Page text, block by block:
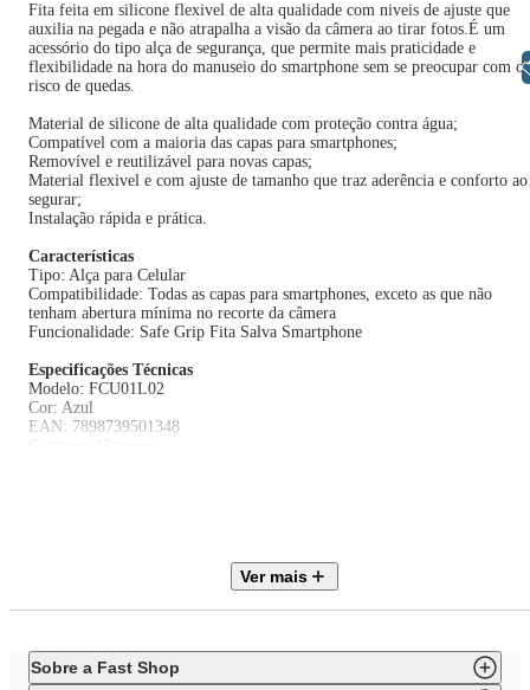
Fita feita em silicone flexivel de alta qualidade com niveis de ajuste que
auxilia na pegada e não atrapalha a visão da câmera ao tirar fotos.É um
acessório do tipo alça de segurança, que permite mais praticidade e
flexibilidade na hora do manuseio do smartphone sem se preocupar com o
risco de quedas.
Material de silicone de alta qualidade com proteção contra água;
Compatível com a maioria das capas para smartphones;
Removível e reutilizável para novas capas;
Material flexivel e com ajuste de tamanho que traz aderência e conforto ao
segurar;
Instalação rápida e prática.
Características
Tipo: Alça para Celular
Compatibilidade: Todas as capas para smartphones, exceto as que não
tenham abertura mínima no recorte da câmera
Funcionalidade: Safe Grip Fita Salva Smartphone
Especificações Técnicas
Modelo: FCU01L02
Cor: Azul
EAN: 7898739501348
Peso do Produto do com embalagem: 0,01 Kg
01 Safe Grip - Fita Salva Smartphone
Ver mais
Sobre a Fast Shop
Libras